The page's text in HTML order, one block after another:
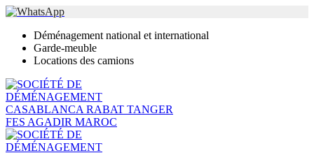
Déménagement national et international
Garde-meuble
Locations des camions